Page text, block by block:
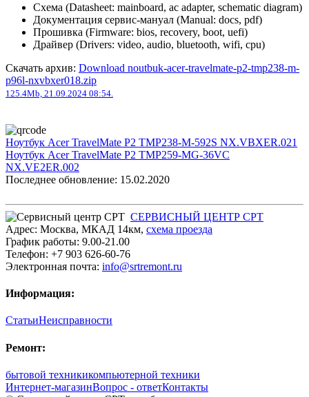
Схема (Datasheet: mainboard, ac adapter, schematic diagram)
Документация сервис-мануал (Manual: docs, pdf)
Прошивка (Firmware: bios, recovery, boot, uefi)
Драйвер (Drivers: video, audio, bluetooth, wifi, cpu)
Скачать архив: Download noutbuk-acer-travelmate-p2-tmp238-m-
p96l-nxvbxer018.zip
125.4Mb, 21.09.2024 08:54.
Ноутбук Acer TravelMate P2 TMP238-M-592S NX.VBXER.021
Ноутбук Acer TravelMate P2 TMP259-MG-36VC
NX.VE2ER.002
Последнее обновление: 15.02.2020
СЕРВИСНЫЙ ЦЕНТР СРТ
Адрес: Москва, МКАД 14км, cхема проезда
График работы: 9.00-21.00
Телефон: +7 903 626-60-76
Электронная почта: info@srtremont.ru
Информация:
СтатьиНеисправности
Ремонт:
бытовой техникикомпьютерной техники
Интернет-магазинВопрос - ответКонтакты